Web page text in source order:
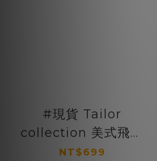
#現貨 Tailor
collection 美式飛行
棉 MA1 三防 立領工裝
NT$699